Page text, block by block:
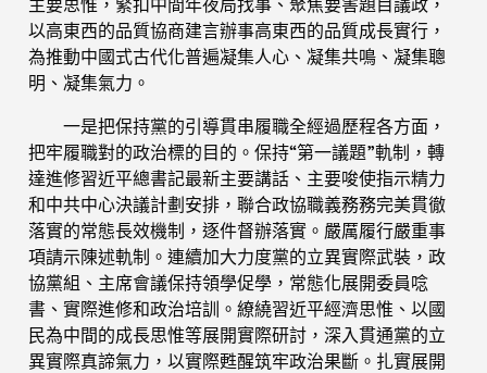
以高東西的品質協商建言辦事高東西的品質成長實行，
為推動中國式古代化普遍凝集人心、凝集共鳴、凝集聰
明、凝集氣力。
一是把保持黨的引導貫串履職全經過歷程各方面，
把牢履職對的政治標的目的。保持“第一議題”軌制，轉
達進修習近平總書記最新主要講話、主要唆使指示精力
和中共中心決議計劃安排，聯合政協職義務務完美貫徹
落實的常態長效機制，逐件督辦落實。嚴厲履行嚴重事
項請示陳述軌制。連續加大力度黨的立異實際武裝，政
協黨組、主席會議保持領學促學，常態化展開委員唸
書、實際進修和政治培訓。繚繞習近平經濟思惟、以國
民為中間的成長思惟等展開實際研討，深入貫通黨的立
異實際真諦氣力，以實際甦醒筑牢政治果斷。扎實展開